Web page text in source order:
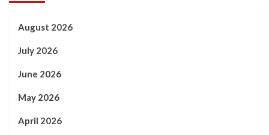
August 2026
July 2026
June 2026
May 2026
April 2026